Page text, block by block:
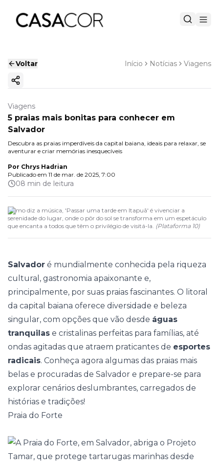
Voltar Início Notícias Viagens
Copiar link
Viagens
5 praias mais bonitas para conhecer em
Salvador
Descubra as praias imperdíveis da capital baiana, ideais para relaxar, se
aventurar e criar memórias inesquecíveis
Por Chrys Hadrian
Publicado em 11 de mar. de 2025, 7:00
08 min de leitura
Como diz a música, 'Passar uma tarde em Itapuã' é vivenciar a
serenidade do lugar, onde o pôr do sol se transforma em um espetáculo
que encanta a todos que têm o privilégio de visitá-la. (Plataforma 10)
Salvador é mundialmente conhecida pela riqueza
cultural, gastronomia apaixonante e,
principalmente, por suas praias fascinantes. O litoral
da capital baiana oferece diversidade e beleza
singular, com opções que vão desde águas
tranquilas e cristalinas perfeitas para famílias, até
ondas agitadas que atraem praticantes de esportes
radicais. Conheça agora algumas das praias mais
belas e procuradas de Salvador e prepare-se para
explorar cenários deslumbrantes, carregados de
histórias e tradições!
Praia do Forte